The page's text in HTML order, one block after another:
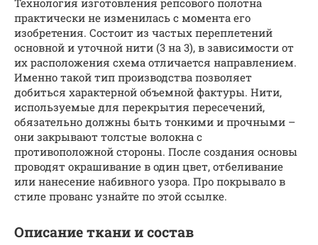
практически не изменилась с момента его
изобретения. Состоит из частых переплетений
основной и уточной нити (3 на 3), в зависимости от
их расположения схема отличается направлением.
Именно такой тип производства позволяет
добиться характерной объемной фактуры. Нити,
используемые для перекрытия пересечений,
обязательно должны быть тонкими и прочными –
они закрывают толстые волокна с
противоположной стороны. После создания основы
проводят окрашивание в один цвет, отбеливание
или нанесение набивного узора. Про покрывало в
стиле прованс узнайте по этой ссылке.
Описание ткани и состав